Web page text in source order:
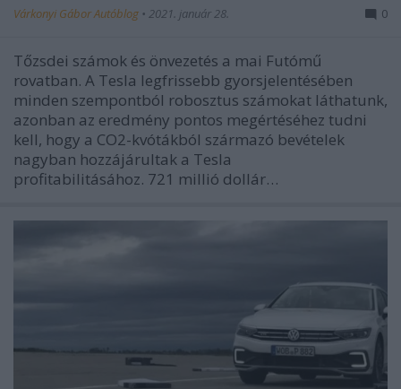
Várkonyi Gábor Autóblog • 2021. január 28. 0
Tőzsdei számok és önvezetés a mai Futómű
rovatban. A Tesla legfrissebb gyorsjelentésében
minden szempontból robosztus számokat láthatunk,
azonban az eredmény pontos megértéséhez tudni
kell, hogy a CO2-kvótákból származó bevételek
nagyban hozzájárultak a Tesla
profitabilitásához. 721 millió dollár…